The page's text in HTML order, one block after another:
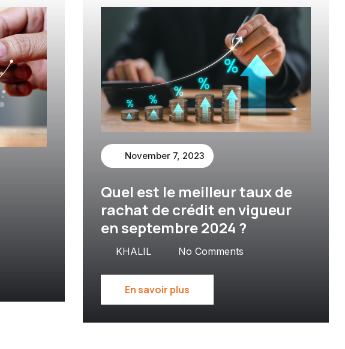
November 7, 2023
Quel est le meilleur taux de
rachat de crédit en vigueur
en septembre 2024 ?
KHALIL No Comments
En savoir plus